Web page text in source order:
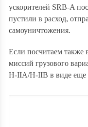
ускорителей SRB-A
пустили в расход,
самоуничтожения.
Если посчитаем также
миссий грузового
H-IIА/H-IIВ в виде еще